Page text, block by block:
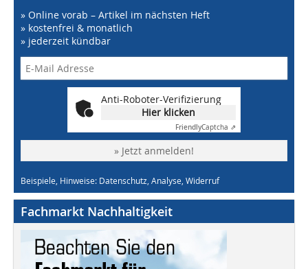
» Online vorab – Artikel im nächsten Heft
» kostenfrei & monatlich
» jederzeit kündbar
Anti-Roboter-Verifizierung
Hier klicken
FriendlyCaptcha ⇗
» Jetzt anmelden!
Beispiele, Hinweise: Datenschutz, Analyse, Widerruf
Fachmarkt Nachhaltigkeit